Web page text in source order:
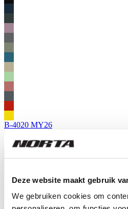
Deze website maakt gebruik
We gebruiken cookies om
B-4020 MY26